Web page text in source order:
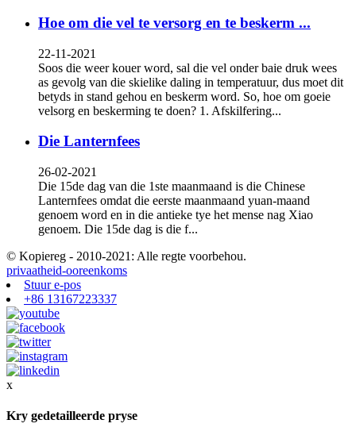
Hoe om die vel te versorg en te beskerm ...
22-11-2021
Soos die weer kouer word, sal die vel onder baie druk wees
as gevolg van die skielike daling in temperatuur, dus moet dit
betyds in stand gehou en beskerm word. So, hoe om goeie
velsorg en beskerming te doen? 1. Afskilfering...
Die Lanternfees
26-02-2021
Die 15de dag van die 1ste maanmaand is die Chinese
Lanternfees omdat die eerste maanmaand yuan-maand
genoem word en in die antieke tye het mense nag Xiao
genoem. Die 15de dag is die f...
© Kopiereg - 2010-2021: Alle regte voorbehou.
privaatheid-ooreenkoms
Stuur e-pos
+86 13167223337
x
Kry gedetailleerde pryse